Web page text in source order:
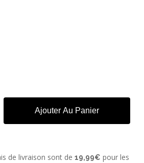
Ajouter Au Panier
de livraison sont de 19,99€ pour les